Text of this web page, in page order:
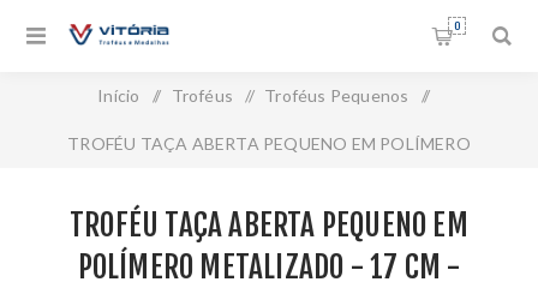
0
Início / Troféus / Troféus Pequenos /
TROFÉU TAÇA ABERTA PEQUENO EM POLÍMERO
TROFÉU TAÇA ABERTA PEQUENO EM
POLÍMERO METALIZADO - 17 CM -